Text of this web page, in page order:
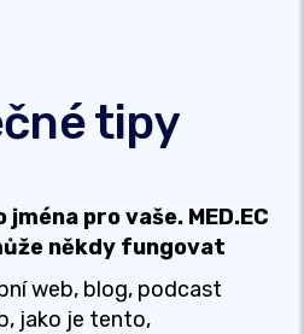
tipy
pro vaše. MED.EC
někdy fungovat
web, blog, podcast
jako je tento,